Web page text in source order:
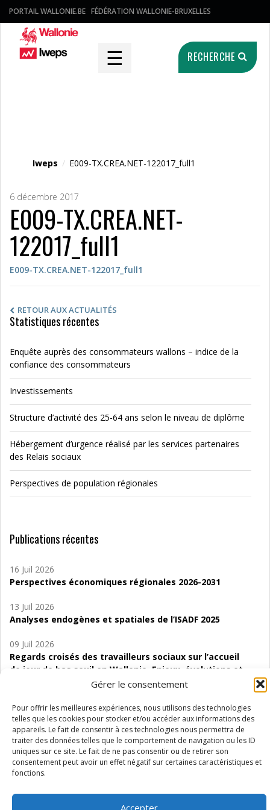
Gérer le consentement
Pour offrir les meilleures expériences, nous utilisons des technologies
telles que les cookies pour stocker et/ou accéder aux informations des
appareils. Le fait de consentir à ces technologies nous permettra de
traiter des données telles que le comportement de navigation ou les ID
uniques sur ce site. Le fait de ne pas consentir ou de retirer son
consentement peut avoir un effet négatif sur certaines caractéristiques et
fonctions.
Accepter
PORTAIL WALLONIE.BE FÉDÉRATION WALLONIE-BRUXELLES
☰ RECHERCHE
Iweps / E009-TX.CREA.NET-122017_full1
6 décembre 2017
E009-TX.CREA.NET-
122017_full1
E009-TX.CREA.NET-122017_full1
RETOUR AUX ACTUALITÉS
Statistiques récentes
Enquête auprès des consommateurs wallons – indice de la
confiance des consommateurs
Investissements
Structure d’activité des 25-64 ans selon le niveau de diplôme
Hébergement d’urgence réalisé par les services partenaires
des Relais sociaux
Perspectives de population régionales
Publications récentes
16 Juil 2026
Perspectives économiques régionales 2026-2031
13 Juil 2026
Analyses endogènes et spatiales de l’ISADF 2025
09 Juil 2026
Regards croisés des travailleurs sociaux sur l’accueil
de jour de bas seuil en Wallonie. Enjeux, évolutions et
06 Juil 2026
Étude d’évaluabilité des Structures
d’accompagnement à l’autocréation d’emploi (SAACE)
01 Juil 2026
Pénurie du personnel infirmier :quels indicateurs
Wallonie ?